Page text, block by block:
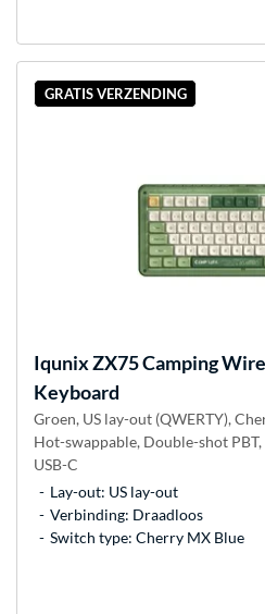
GRATIS VERZENDING
IqunixZX75 Camping
Keyboard
Groen, US lay-out (QWERTY),
Hot-swappable, Double-shot
USB-C
Lay-out: US lay-out
Verbinding: Draadloos
Switch type: Cherry MX Blue